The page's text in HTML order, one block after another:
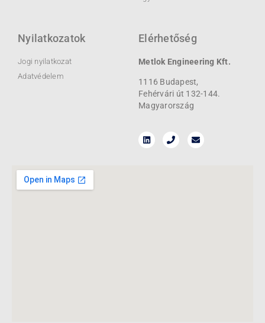
Nyilatkozatok
Jogi nyilatkozat
Adatvédelem
Elérhetőség
Metlok Engineering Kft.
1116 Budapest,
Fehérvári út 132-144.
Magyarország